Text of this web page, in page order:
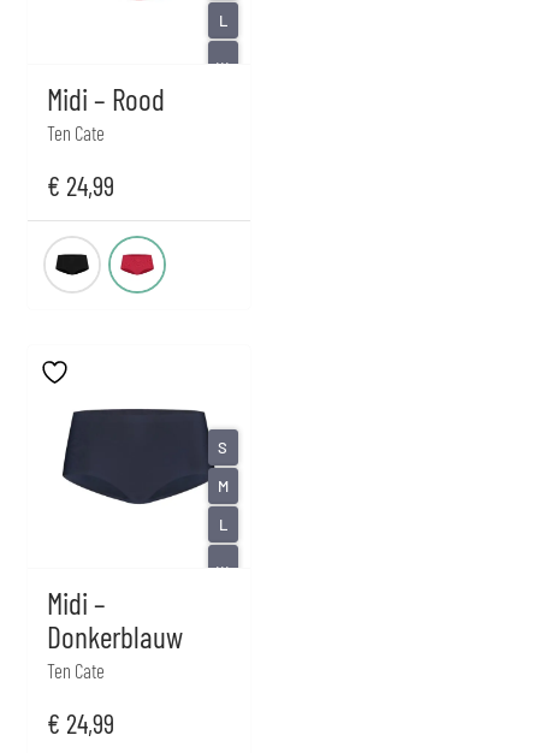
Midi – Rood
Ten Cate
€ 24,99
L
...
Midi –
Donkerblauw
Ten Cate
€ 24,99
S
M
L
...